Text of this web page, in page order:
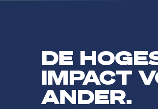
DE
IMPACT
ANDER.